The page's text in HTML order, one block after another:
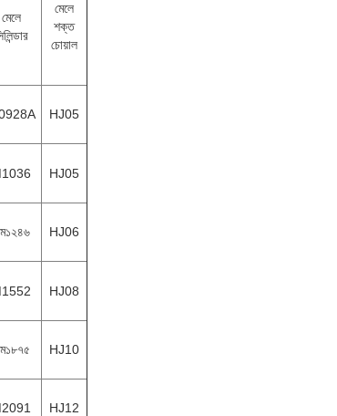
মেলে
মেলে
শক্ত
চোয়াল
HJ05
HJ05
HJ06
HJ08
HJ10
HJ12